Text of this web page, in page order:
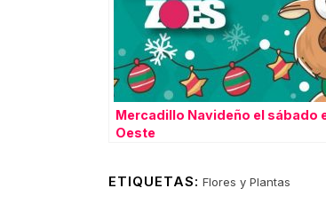
Mercadillo Navideño el sábado
Oeste
ETIQUETAS: Flores y Plantas